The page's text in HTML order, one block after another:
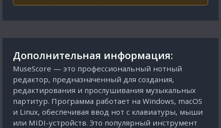
Дополнительная информация:
MuseScore — это профессиональный нотный
редактор, предназначенный для создания,
редактирования и прослушивания музыкальных
партитур. Программа работает на Windows, macOS
и Linux, обеспечивая ввод нот с клавиатуры, мыши
или MIDI-устройств. Это популярный инструмент